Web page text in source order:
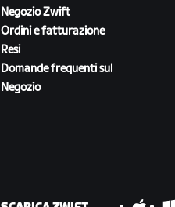
Negozio Zwift
Ordini e fatturazione
Resi
Domande frequenti sul
Negozio